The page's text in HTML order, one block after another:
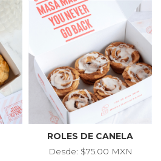
ROLES DE CANELA
Desde: $75.00 MXN